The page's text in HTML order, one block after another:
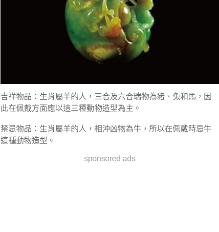
吉祥物品：生肖屬羊的人，三合及六合瑞物為豬、兔和馬，因
此在佩戴方面應以這三種動物造型為主。
禁忌物品：生肖屬羊的人，相沖凶物為牛，所以在佩戴時忌牛
這種動物造型。
sponsored ads